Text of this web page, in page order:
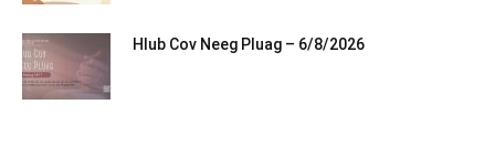
Hlub Cov Neeg Pluag – 6/8/2026